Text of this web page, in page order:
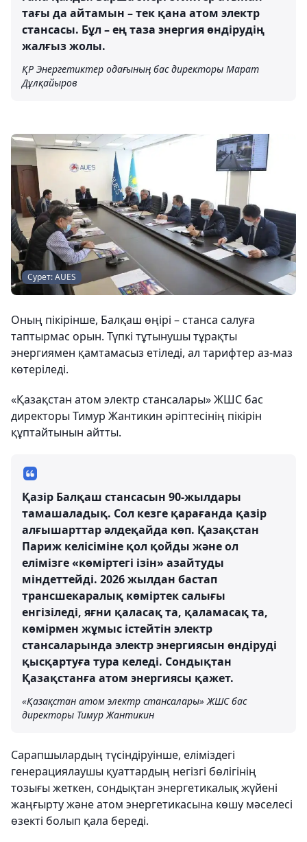
тағы да айтамын – тек қана атом электр
стансасы. Бұл – ең таза энергия өндірудің
жалғыз жолы.
ҚР Энергетиктер одағының бас директоры Марат
Дұлқайыров
Сурет: AUES
Оның пікірінше, Балқаш өңірі – станса салуға
таптырмас орын. Түпкі тұтынушы тұрақты
энергиямен қамтамасыз етіледі, ал тарифтер аз-маз
көтеріледі.
«Қазақстан атом электр стансалары» ЖШС бас
директоры Тимур Жантикин әріптесінің пікірін
құптайтынын айтты.
Қазір Балқаш стансасын 90-жылдары
тамашаладық. Сол кезге қарағанда қазір
алғышарттар әлдеқайда көп. Қазақстан
Париж келісіміне қол қойды және ол
елімізге «көміртегі ізін» азайтуды
міндеттейді. 2026 жылдан бастап
трансшекаралық көміртек салығы
енгізіледі, яғни қаласақ та, қаламасақ та,
көмірмен жұмыс істейтін электр
стансаларында электр энергиясын өндіруді
қысқартуға тура келеді. Сондықтан
Қазақстанға атом энергиясы қажет.
«Қазақстан атом электр стансалары» ЖШС бас
директоры Тимур Жантикин
Сарапшылардың түсіндіруінше, еліміздегі
генерациялаушы қуаттардың негізгі бөлігінің
тозығы жеткен, сондықтан энергетикалық жүйені
жаңғырту және атом энергетикасына көшу мәселесі
өзекті болып қала береді.